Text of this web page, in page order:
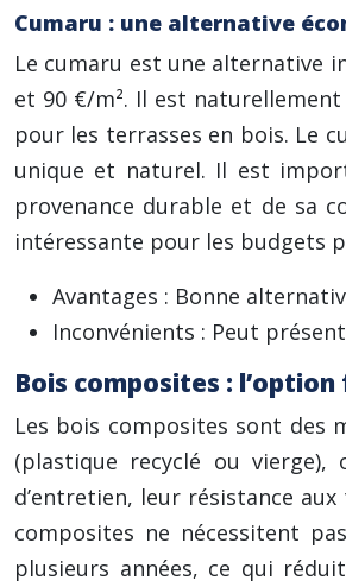
Cumaru : une alternative
Le cumaru est une alternative
et 90 €/m². Il est
pour les terrasses en bois. Le
unique et naturel. Il est
provenance durable et de sa
intéressante pour les budgets
Avantages : Bonne
Inconvénients : Peut
Bois composites :
Les bois composites sont des
(plastique recyclé ou
d’entretien, leur résistance
composites ne nécessitent
plusieurs années, ce qui